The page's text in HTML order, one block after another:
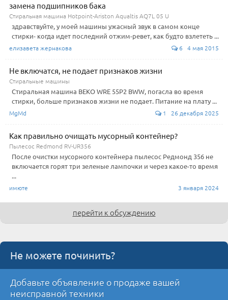
замена подшипников бака
Стиральная машина Hotpoint-Ariston Aqualtis AQ7L 05 U
здравствуйте, у моей машины ужасный звук в самом конце
стирки- когда идет последний отжим-ревет, как будто взлететь ...
елизавета жернакова 6 4 мая 2015
Не включатся, не подает признаков жизни
Стиральные машины
Стиральная машина BEKO WRE 55P2 BWW, погасла во время
стирки, больше признаков жизни не подает. Питание на плату ...
MgMd 1 26 декабря 2025
Как правильно очищать мусорный контейнер?
Пылесос Redmond RV-UR356
После очистки мусорного контейнера пылесос Редмонд 356 не
включается горят три зеленые лампочки и через какое-то время
...
имюте 3 января 2024
перейти к обсуждению
Не можете починить?
Добавьте объявление о продаже вашей
неисправной техники